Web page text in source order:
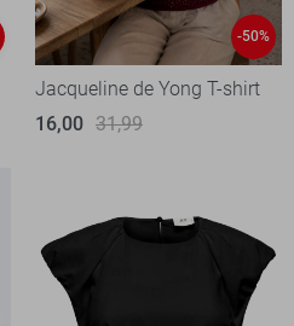
-50%
Jacqueline de Yong T-shirt
16,00 31,99